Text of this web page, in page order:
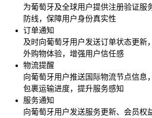
为葡萄牙及全球用户提供注册验证服
防线，保障用户身份真实性
订单通知
及时向葡萄牙用户发送订单状态更新
外购物体验，增强用户信任感
物流提醒
向葡萄牙用户推送国际物流节点信息
包裹运输进度，提升服务感知
服务通知
向葡萄牙用户发送服务更新、会员权